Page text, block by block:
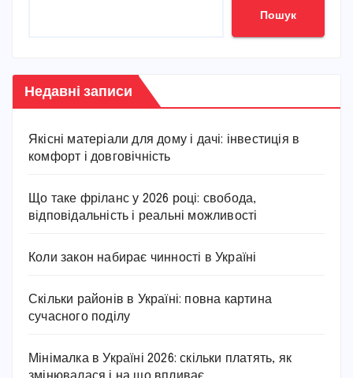
Пошук
Недавні записи
Якісні матеріали для дому і дачі: інвестиція в
комфорт і довговічність
Що таке фріланс у 2026 році: свобода,
відповідальність і реальні можливості
Коли закон набирає чинності в Україні
Скільки районів в Україні: повна картина
сучасного поділу
Мінімалка в Україні 2026: скільки платять, як